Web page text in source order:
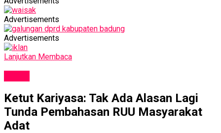
Advertisements
Advertisements
Lanjutkan Membaca
Ketut Kariyasa: Tak Ada Alasan Lagi
Tunda Pembahasan RUU Masyarakat
Adat